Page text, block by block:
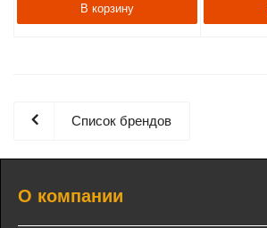
В корзину
Список брендов
О компании